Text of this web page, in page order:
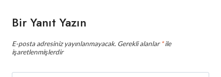
Bir Yanıt Yazın
E-posta adresiniz yayınlanmayacak. Gerekli alanlar*ile
işaretlenmişlerdir